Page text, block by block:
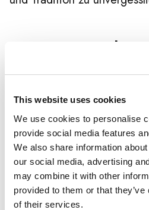
This website uses cookies
We use cookies to personalise
provide social media features
We also share information
our social media, advertising
may combine it with other
provided to them or that
of their services.
Gastro & Culinary
Family & Fun
Sport &